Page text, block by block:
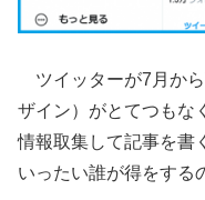
ツイッターが7月か
ザイン）がとてつもな
情報取集して記事を書
いったい誰が得をする